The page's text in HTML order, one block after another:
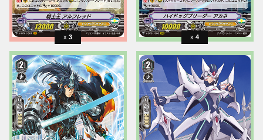
3 4